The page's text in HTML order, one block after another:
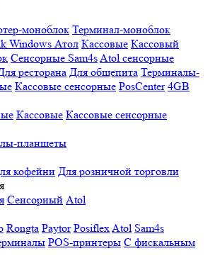
моноблок Терминал-моноблок
Windows Атол Кассовые Кассовый
Сенсорные Sam4sAtol сенсорные
ресторана Для общепита Терминалы-
Кассовые сенсорные PosCenter 4GB
Кассовые Кассовые сенсорные
планшеты
кофейни Для розничной торговли
Сенсорный Atol
Rongta Paytor PosiflexAtol Sam4s
POS-принтеры С фискальным